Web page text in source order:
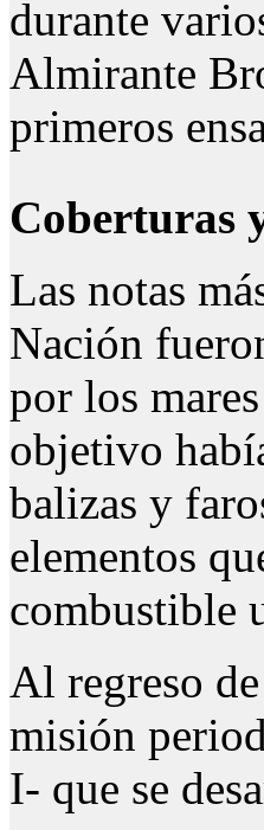
durante
Almirante
primeros
Coberturas
Las notas
Nación
por los
objetivo
balizas y
elementos
combustible
Al regreso
misión
I- que se